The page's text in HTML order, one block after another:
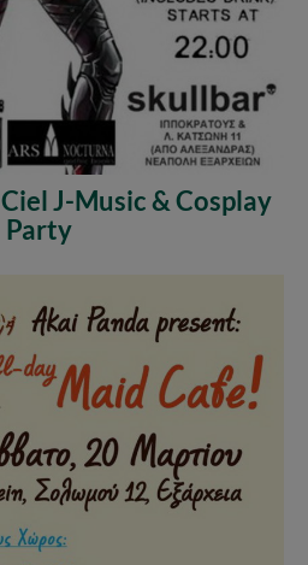
J-Music & Cosplay
Party